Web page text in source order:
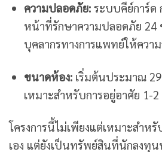
ความปลอดภัย:ระบบคีย์การ์ด
หน้าที่รักษาความปลอดภัย 24
บุคลากรทางการแพทย์ให้คว
ขนาดห้อง:เริ่มต้นประมาณ
เหมาะสำหรับการอยู่อาศัย 1-
โครงการนี้ไม่เพียงแต่เหมาะสำห
เอง แต่ยังเป็นทรัพย์สินที่นักลงทุ